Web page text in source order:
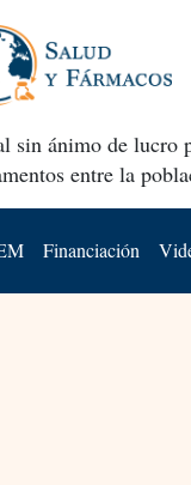
sin ánimo de lucro
entre la
Financiación